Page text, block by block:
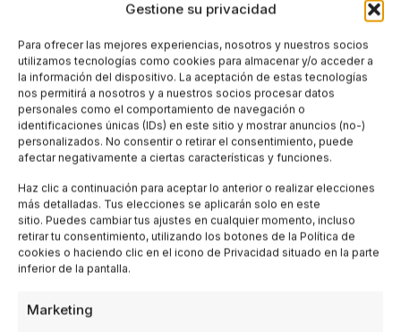
Gestione su privacidad
Para ofrecer las mejores experiencias, nosotros y nuestros socios
utilizamos tecnologías como cookies para almacenar y/o acceder a
la información del dispositivo. La aceptación de estas tecnologías
nos permitirá a nosotros y a nuestros socios procesar datos
personales como el comportamiento de navegación o
identificaciones únicas (IDs) en este sitio y mostrar anuncios (no-)
personalizados. No consentir o retirar el consentimiento, puede
afectar negativamente a ciertas características y funciones.
Haz clic a continuación para aceptar lo anterior o realizar elecciones
más detalladas. Tus elecciones se aplicarán solo en este
sitio. Puedes cambiar tus ajustes en cualquier momento, incluso
retirar tu consentimiento, utilizando los botones de la Política de
cookies o haciendo clic en el icono de Privacidad situado en la parte
inferior de la pantalla.
Marketing
📁 News e Eventi
Sagre enogastronomiche Italia: un viaggio
tra sapori e tradizioni